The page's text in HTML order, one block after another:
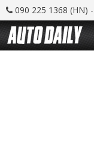
090 225 1368 (HN)